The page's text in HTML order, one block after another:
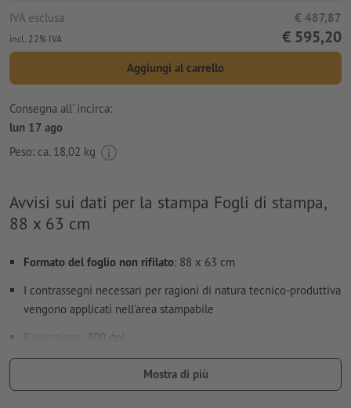
IVA esclusa € 487,87
incl. 22% IVA € 595,20
Aggiungi al carrello
Consegna all' incirca:
lun 17 ago
Peso: ca. 18,02 kg
Avvisi sui dati per la stampa Fogli di stampa,
88 x 63 cm
Formato del foglio non rifilato: 88 x 63 cm
I contrassegni necessari per ragioni di natura tecnico-produttiva
vengono applicati nell'area stampabile
Risoluzione:
300 dpi
Mostra di più